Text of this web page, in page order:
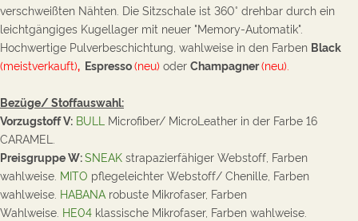
verschweißten Nähten. Die Sitzschale ist 360° drehbar durch ein
leichtgängiges Kugellager mit neuer "Memory-Automatik".
Hochwertige Pulverbeschichtung, wahlweise in den Farben Black
(meistverkauft), Espresso(neu) oder Champagner(neu).
Bezüge/ Stoffauswahl:
Vorzugstoff V: BULL Microfiber/ MicroLeather in der Farbe 16
CARAMEL
Preisgruppe W:SNEAK strapazierfähiger Webstoff, Farben
wahlweise. MITO pflegeleichter Webstoff/ Chenille, Farben
wahlweise. HABANA robuste Mikrofaser, Farben
Wahlweise. HE04 klassische Mikrofaser, Farben wahlweise.